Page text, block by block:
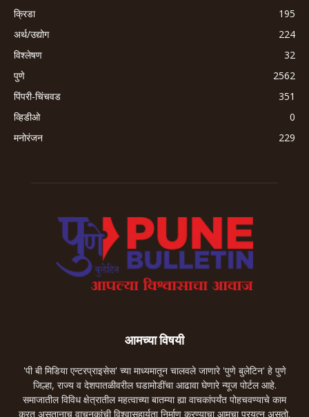
क्रिडा
195
अर्थ/उद्योग
224
विश्लेषण
32
पुणे
2562
पिंपरी-चिंचवड
351
व्हिडीओ
0
मनोरंजन
229
आमच्या विषयी
'पी बी मिडिया एन्टरप्राइसेस' च्या माध्यमातून चालवले जाणारे 'पुणे बुलेटिन' हे पुणे
जिल्हा, राज्य व देशपातळीवरील घडामोडींचा आढावा घेणारे न्यूज पोर्टल आहे.
समाजातील विविध क्षेत्रातील महत्वाच्या बातम्या ह्या वाचकांपर्यंत पोहचवण्याचे काम
करत असतानाच वाचनकांची विश्वासहार्यता निर्माण करण्याचा आमचा प्रयत्न असतो.